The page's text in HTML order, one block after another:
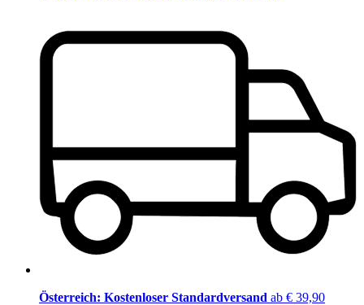
Österreich: Kostenloser Standardversand ab € 39,90